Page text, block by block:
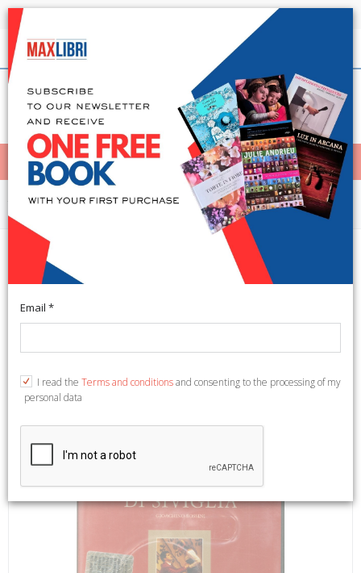
Shipping in 24h for all available books
English
< Home
MENÙ
Various
Il Barbiere di Siviglia. Un Palco
all'Opera. Gioachino Rossini. DVD
Email *
I read the Terms and conditionsand consenting to the processing of my
personal data